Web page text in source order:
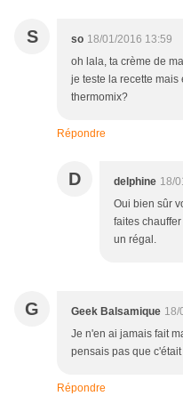
S so 18/01/2016 13:59
oh lala, ta crème de
je teste la recette
thermomix?
Répondre
D delphine 18/
Oui bien sûr
faites
un régal.
G Geek Balsamique 18/
Je n'en ai jamais fait
pensais pas que
Répondre